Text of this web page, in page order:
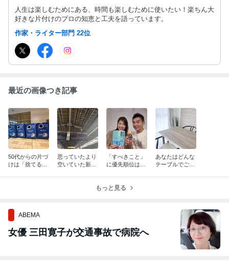
人生は楽しむためにある、時間も楽しむために使いたい！楽ちん大
好きな片付けのプロの知恵と工夫を語っています。
作家・ライター部門 22位
最近の画像つき記事
50代からの片づ
けは「捨てる罪
思っていたより
空いていた新幹
「すべきこと」
に優先順位は不
あなたはどんな
テーブルでご飯
もっと見る
ABEMA
女優 三田寛子が交通事故で病院へ